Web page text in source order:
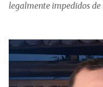
legalmente impedidos
estableció que estos
custodian fondos
monto total de